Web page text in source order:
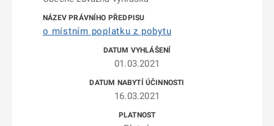
o místním poplatku z pobytu
01.03.2021
16.03.2021